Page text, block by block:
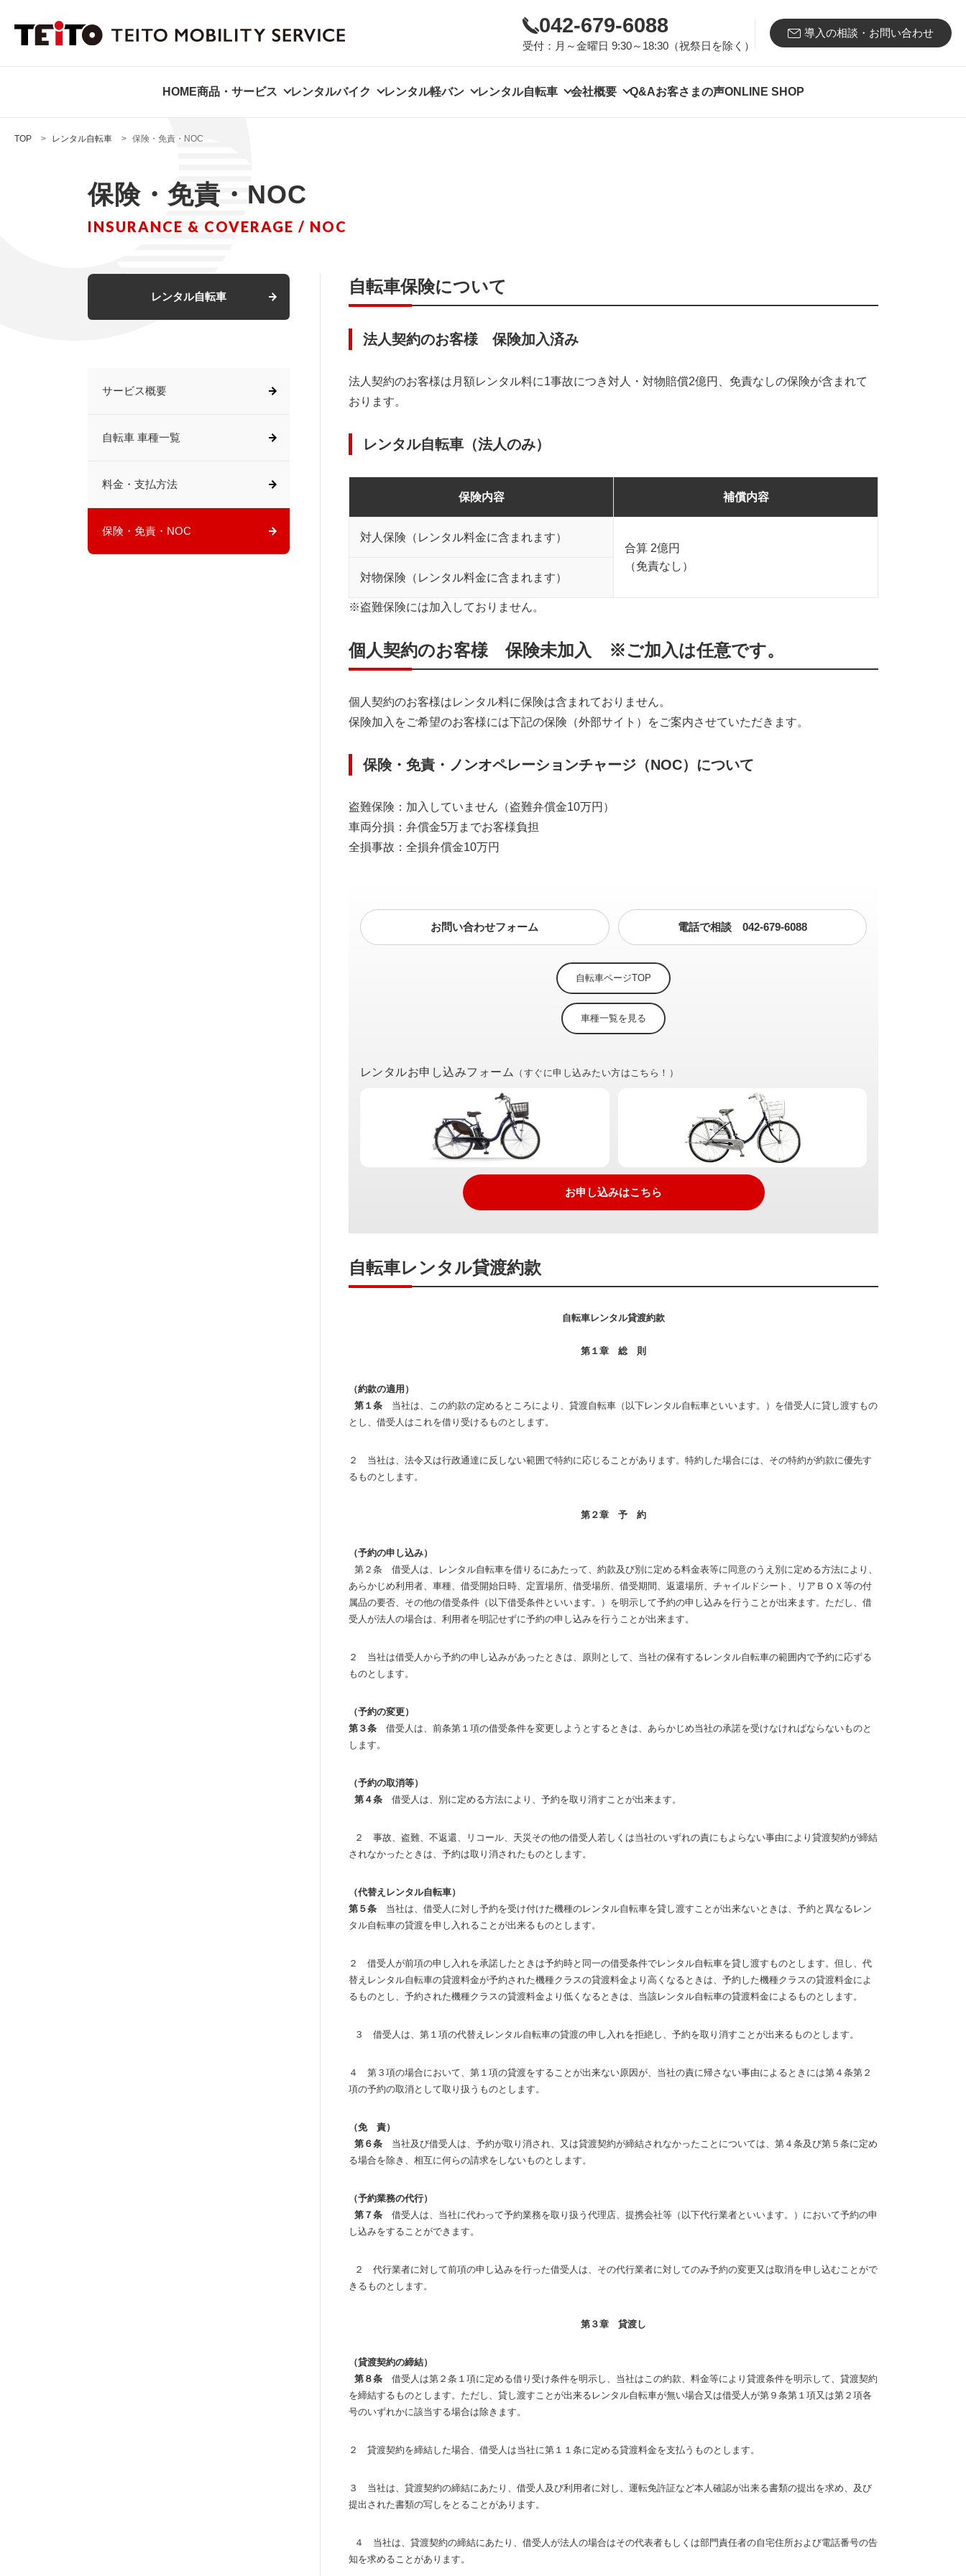
042-679-6088
受付：月～金曜日 9:30～18:30（祝祭日を除く）
導入の相談・お問い合わせ
HOME商品・サービス レンタルバイク レンタル軽バン レンタル自転車 会社概要 Q&Aお客さまの声ONLINE SHOP
TOP > レンタル自転車 > 保険・免責・NOC
保険・免責・NOC
INSURANCE & COVERAGE / NOC
自転車保険について
法人契約のお客様 保険加入済み
法人契約のお客様は月額レンタル料に1事故につき対人・対物賠償2億円、免責なしの保険が含まれて
おります。
レンタル自転車（法人のみ）
保険内容 補償内容
対人保険（レンタル料金に含まれます）
合算 2億円
（免責なし）
対物保険（レンタル料金に含まれます）
※盗難保険には加入しておりません。
個人契約のお客様 保険未加入 ※ご加入は任意です。
個人契約のお客様はレンタル料に保険は含まれておりません。
保険加入をご希望のお客様には下記の保険（外部サイト）をご案内させていただきます。
保険・免責・ノンオペレーションチャージ（NOC）について
盗難保険：加入していません（盗難弁償金10万円）
車両分損：弁償金5万までお客様負担
全損事故：全損弁償金10万円
お問い合わせフォーム 電話で相談 042-679-6088
自転車ページTOP
車種一覧を見る
レンタルお申し込みフォーム （すぐに申し込みたい方はこちら！）
お申し込みはこちら
自転車レンタル貸渡約款
自転車レンタル貸渡約款
第１章 総 則
（約款の適用）
第１条 当社は、この約款の定めるところにより、貸渡自転車（以下レンタル自転車といいます。）を借受人に貸し渡すもの
とし、借受人はこれを借り受けるものとします。
２ 当社は、法令又は行政通達に反しない範囲で特約に応じることがあります。特約した場合には、その特約が約款に優先す
るものとします。
第２章 予 約
（予約の申し込み）
第２条 借受人は、レンタル自転車を借りるにあたって、約款及び別に定める料金表等に同意のうえ別に定める方法により、
あらかじめ利用者、車種、借受開始日時、定置場所、借受場所、借受期間、返還場所、チャイルドシート、リアＢＯＸ等の付
属品の要否、その他の借受条件（以下借受条件といいます。）を明示して予約の申し込みを行うことが出来ます。ただし、借
受人が法人の場合は、利用者を明記せずに予約の申し込みを行うことが出来ます。
２ 当社は借受人から予約の申し込みがあったときは、原則として、当社の保有するレンタル自転車の範囲内で予約に応ずる
ものとします。
（予約の変更）
第３条 借受人は、前条第１項の借受条件を変更しようとするときは、あらかじめ当社の承諾を受けなければならないものと
します。
（予約の取消等）
第４条 借受人は、別に定める方法により、予約を取り消すことが出来ます。
２ 事故、盗難、不返還、リコール、天災その他の借受人若しくは当社のいずれの責にもよらない事由により貸渡契約が締結
されなかったときは、予約は取り消されたものとします。
（代替えレンタル自転車）
第５条 当社は、借受人に対し予約を受け付けた機種のレンタル自転車を貸し渡すことが出来ないときは、予約と異なるレン
タル自転車の貸渡を申し入れることが出来るものとします。
２ 借受人が前項の申し入れを承諾したときは予約時と同一の借受条件でレンタル自転車を貸し渡すものとします。但し、代
替えレンタル自転車の貸渡料金が予約された機種クラスの貸渡料金より高くなるときは、予約した機種クラスの貸渡料金によ
るものとし、予約された機種クラスの貸渡料金より低くなるときは、当該レンタル自転車の貸渡料金によるものとします。
３ 借受人は、第１項の代替えレンタル自転車の貸渡の申し入れを拒絶し、予約を取り消すことが出来るものとします。
４ 第３項の場合において、第１項の貸渡をすることが出来ない原因が、当社の責に帰さない事由によるときには第４条第２
項の予約の取消として取り扱うものとします。
（免 責）
第６条 当社及び借受人は、予約が取り消され、又は貸渡契約が締結されなかったことについては、第４条及び第５条に定め
る場合を除き、相互に何らの請求をしないものとします。
（予約業務の代行）
第７条 借受人は、当社に代わって予約業務を取り扱う代理店、提携会社等（以下代行業者といいます。）において予約の申
し込みをすることができます。
２ 代行業者に対して前項の申し込みを行った借受人は、その代行業者に対してのみ予約の変更又は取消を申し込むことがで
きるものとします。
第３章 貸渡し
（貸渡契約の締結）
第８条 借受人は第２条１項に定める借り受け条件を明示し、当社はこの約款、料金等により貸渡条件を明示して、貸渡契約
を締結するものとします。ただし、貸し渡すことが出来るレンタル自転車が無い場合又は借受人が第９条第１項又は第２項各
号のいずれかに該当する場合は除きます。
２ 貸渡契約を締結した場合、借受人は当社に第１１条に定める貸渡料金を支払うものとします。
３ 当社は、貸渡契約の締結にあたり、借受人及び利用者に対し、運転免許証など本人確認が出来る書類の提出を求め、及び
提出された書類の写しをとることがあります。
４ 当社は、貸渡契約の締結にあたり、借受人が法人の場合はその代表者もしくは部門責任者の自宅住所および電話番号の告
知を求めることがあります。
レンタル自転車
サービス概要
自転車 車種一覧
料金・支払方法
保険・免責・NOC